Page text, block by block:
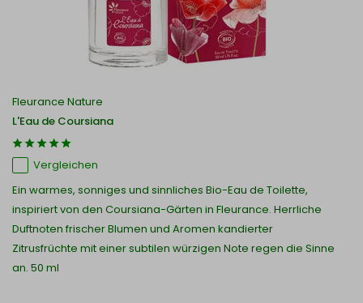
Fleurance Nature
L'Eau de Coursiana
Vergleichen
Ein warmes, sonniges und sinnliches Bio-Eau de Toilette,
inspiriert von den Coursiana-Gärten in Fleurance. Herrliche
Duftnoten frischer Blumen und Aromen kandierter
Zitrusfrüchte mit einer subtilen würzigen Note regen die Sinne
an. 50 ml